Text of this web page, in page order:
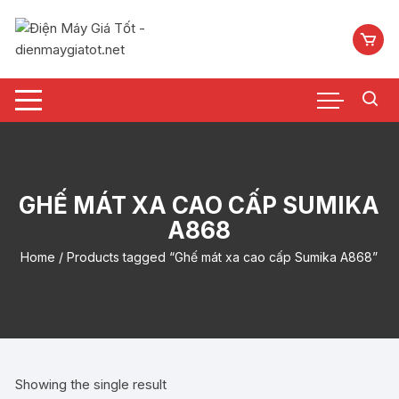
nội
GHẾ MÁT XA CAO CẤP SUMIKA
A868
Home / Products tagged “Ghế mát xa cao cấp Sumika A868”
Showing the single result